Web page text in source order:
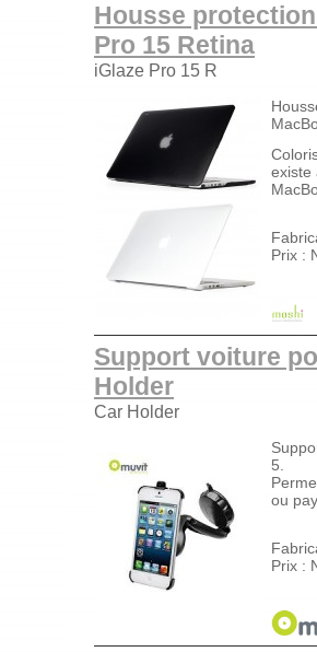
Housse
Pro 15 Retina
iGlaze Pro 15 R
existe
Prix :
Support voiture
Holder
Car Holder
5.
ou
Prix :